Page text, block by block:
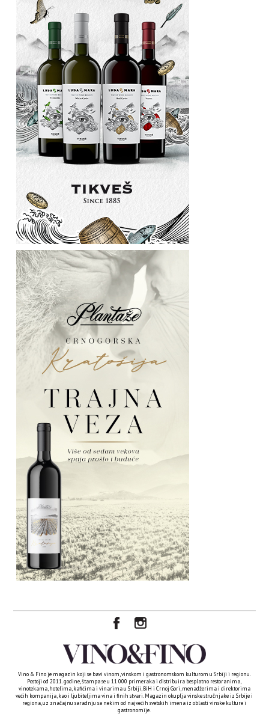
Vino & Fino je magazin koji se bavi vinom, vinskom i gastronomskom kulturom u Srbiji i regionu.
Postoji od 2011. godine, štampa se u 11 000 primeraka i distribuira besplatno restoranima,
vinotekama, hotelima, kafićima i vinarima u Srbiji, BiH i Crnoj Gori, menadžerima i direktorima
većih kompanija, kao i ljubiteljima vina i finih stvari. Magazin okuplja vinske stručnjake iz Srbije i
regiona, uz značajnu saradnju sa nekim od najvećih svetskih imena iz oblasti vinske kulture i
gastronomije.